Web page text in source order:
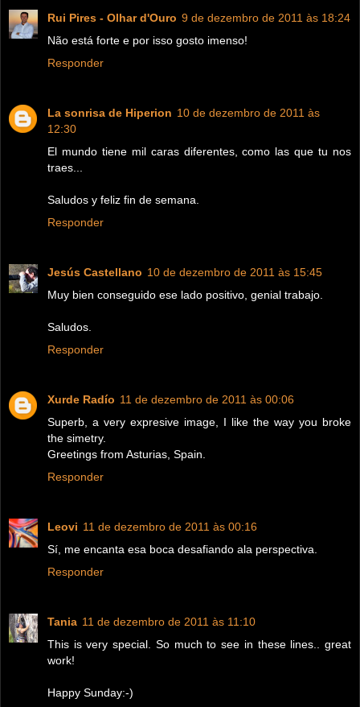
Rui Pires - Olhar d'Ouro 9 de dezembro de 2011 às 18:24
Não está forte e por isso gosto imenso!
Responder
La sonrisa de Hiperion 10 de dezembro de 2011 às
12:30
El mundo tiene mil caras diferentes, como las que tu nos
traes...
Saludos y feliz fin de semana.
Responder
Jesús Castellano 10 de dezembro de 2011 às 15:45
Muy bien conseguido ese lado positivo, genial trabajo.
Saludos.
Responder
Xurde Radío 11 de dezembro de 2011 às 00:06
Superb, a very expresive image, I like the way you broke
the simetry.
Greetings from Asturias, Spain.
Responder
Leovi 11 de dezembro de 2011 às 00:16
Sí, me encanta esa boca desafiando ala perspectiva.
Responder
Tania 11 de dezembro de 2011 às 11:10
This is very special. So much to see in these lines.. great
work!
Happy Sunday:-)